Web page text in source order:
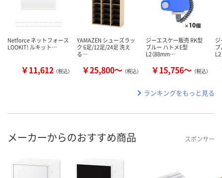
Netforce ネットフォース
LOOKIT! ルキット…
￥11,612 （税込）
YAMAZEN シューズラッ
ク 6足/12足/24足 洗え
る…
￥25,800～ （税込）
ジーエスケー販売 RK型
ブルー ハトメE型
L2（88mm…
￥15,756～ （税込）
ランキングをもっと見る
メーカーからのおすすめ商品 スポンサー